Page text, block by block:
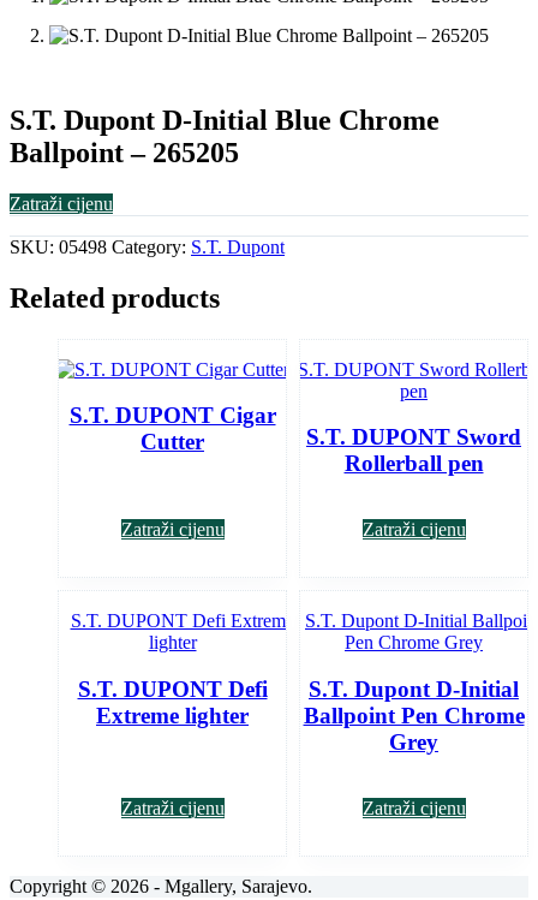
S.T. Dupont D-Initial Blue Chrome
Ballpoint – 265205
Zatraži cijenu
SKU: 05498 Category: S.T. Dupont
Related products
S.T. DUPONT Cigar
Cutter
Zatraži cijenu
S.T. DUPONT Sword
Rollerball pen
Zatraži cijenu
S.T. DUPONT Defi
Extreme lighter
Zatraži cijenu
S.T. Dupont D-Initial
Ballpoint Pen Chrome
Grey
Zatraži cijenu
Copyright © 2026 - Mgallery, Sarajevo.